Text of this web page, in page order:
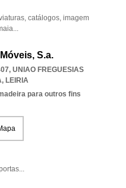
catálogos, imagem
...
S.a.
, UNIAO FREGUESIAS
, LEIRIA
para outros fins
...